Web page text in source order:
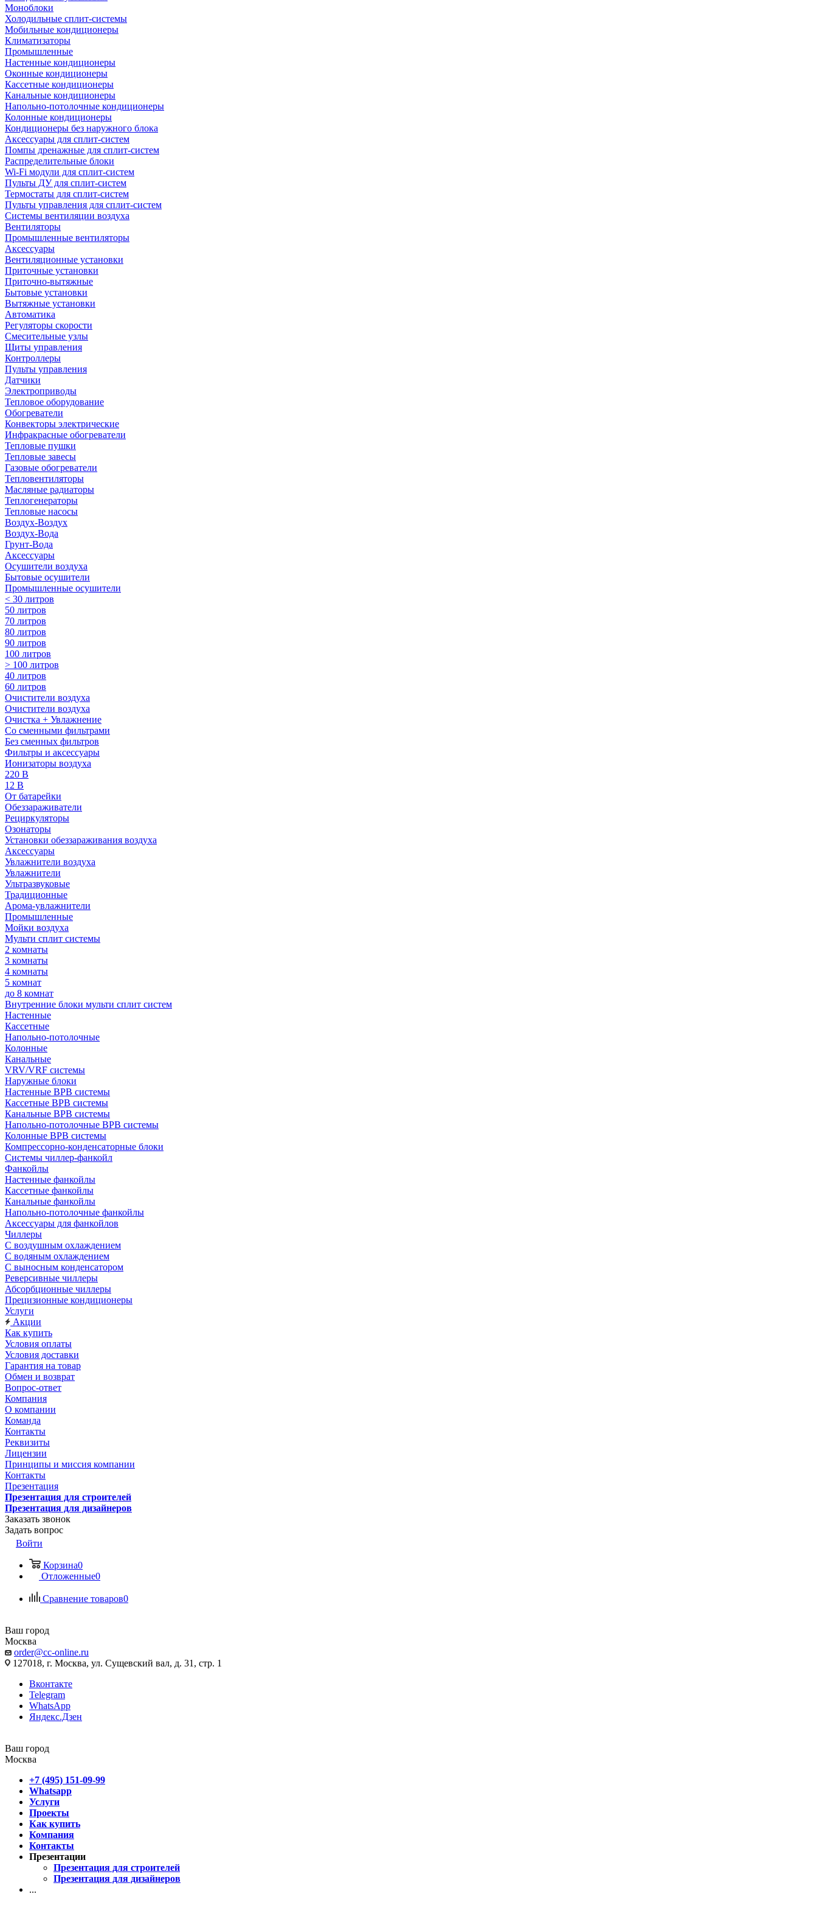
Моноблоки
Холодильные сплит-системы
Мобильные кондиционеры
Климатизаторы
Промышленные
Настенные кондиционеры
Оконные кондиционеры
Кассетные кондиционеры
Канальные кондиционеры
Напольно-потолочные кондиционеры
Колонные кондиционеры
Кондиционеры без наружного блока
Аксессуары для сплит-систем
Помпы дренажные для сплит-систем
Распределительные блоки
Wi-Fi модули для сплит-систем
Пульты ДУ для сплит-систем
Термостаты для сплит-систем
Пульты управления для сплит-систем
Системы вентиляции воздуха
Вентиляторы
Промышленные вентиляторы
Аксессуары
Вентиляционные установки
Приточные установки
Приточно-вытяжные
Бытовые установки
Вытяжные установки
Автоматика
Регуляторы скорости
Смесительные узлы
Щиты управления
Контроллеры
Пульты управления
Датчики
Электроприводы
Тепловое оборудование
Обогреватели
Конвекторы электрические
Инфракрасные обогреватели
Тепловые пушки
Тепловые завесы
Газовые обогреватели
Тепловентиляторы
Масляные радиаторы
Теплогенераторы
Тепловые насосы
Воздух-Воздух
Воздух-Вода
Грунт-Вода
Аксессуары
Осушители воздуха
Бытовые осушители
Промышленные осушители
< 30 литров
50 литров
70 литров
80 литров
90 литров
100 литров
> 100 литров
40 литров
60 литров
Очистители воздуха
Очистители воздуха
Очистка + Увлажнение
Cо сменными фильтрами
Без сменных фильтров
Фильтры и аксессуары
Ионизаторы воздуха
220 В
12 В
От батарейки
Обеззараживатели
Рециркуляторы
Озонаторы
Установки обеззараживания воздуха
Аксессуары
Увлажнители воздуха
Увлажнители
Ультразвуковые
Традиционные
Арома-увлажнители
Промышленные
Мойки воздуха
Мульти сплит системы
2 комнаты
3 комнаты
4 комнаты
5 комнат
до 8 комнат
Внутренние блоки мульти сплит систем
Настенные
Кассетные
Напольно-потолочные
Колонные
Канальные
VRV/VRF системы
Наружные блоки
Настенные ВРВ системы
Кассетные ВРВ системы
Канальные ВРВ системы
Напольно-потолочные ВРВ системы
Колонные ВРВ системы
Компрессорно-конденсаторные блоки
Системы чиллер-фанкойл
Фанкойлы
Настенные фанкойлы
Кассетные фанкойлы
Канальные фанкойлы
Напольно-потолочные фанкойлы
Аксессуары для фанкойлов
Чиллеры
С воздушным охлаждением
С водяным охлаждением
С выносным конденсатором
Реверсивные чиллеры
Абсорбционные чиллеры
Прецизионные кондиционеры
Услуги
Акции
Как купить
Условия оплаты
Условия доставки
Гарантия на товар
Обмен и возврат
Вопрос-ответ
Компания
О компании
Команда
Контакты
Реквизиты
Лицензии
Принципы и миссия компании
Контакты
Презентация
Презентация для строителей
Презентация для дизайнеров
Заказать звонок
Задать вопрос
Войти
Корзина0
Отложенные0
Сравнение товаров0
Ваш город
Москва
order@cc-online.ru
127018, г. Москва, ул. Сущевский вал, д. 31, стр. 1
Вконтакте
Telegram
WhatsApp
Яндекс.Дзен
Ваш город
Москва
+7 (495) 151-09-99
Whatsapp
Услуги
Проекты
Как купить
Компания
Контакты
Презентации
Презентация для строителей
Презентация для дизайнеров
...